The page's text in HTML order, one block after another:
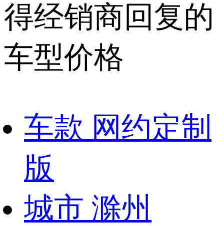
得经销商回复的
车型价格
车款 网约定制
版
城市 滁州